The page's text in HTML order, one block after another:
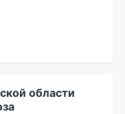
области